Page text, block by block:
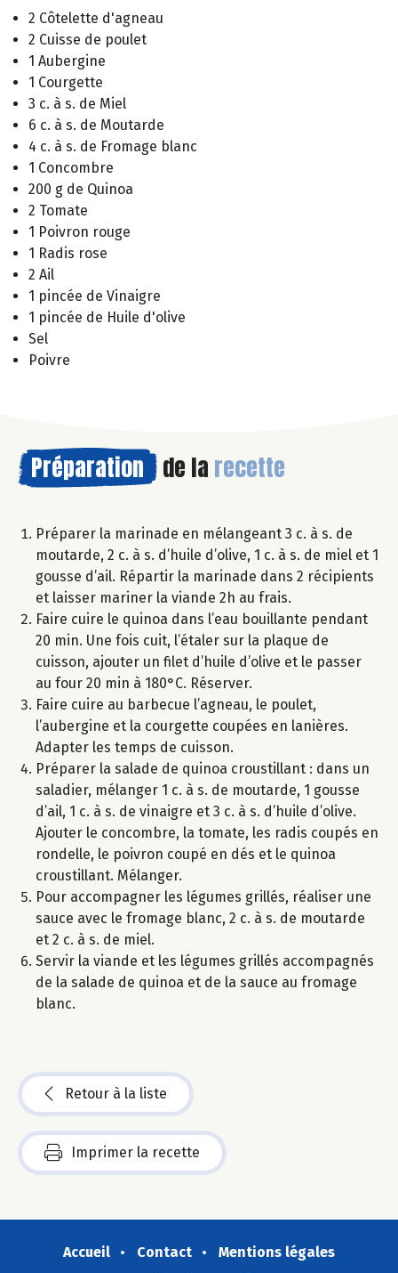
2 Côtelette d'agneau
2 Cuisse de poulet
1 Aubergine
1 Courgette
3 c. à s. de Miel
6 c. à s. de Moutarde
4 c. à s. de Fromage blanc
1 Concombre
200 g de Quinoa
2 Tomate
1 Poivron rouge
1 Radis rose
2 Ail
1 pincée de Vinaigre
1 pincée de Huile d'olive
Sel
Poivre
Préparation de la recette
Préparer la marinade en mélangeant 3 c. à s. de
moutarde, 2 c. à s. d’huile d’olive, 1 c. à s. de miel et 1
gousse d’ail. Répartir la marinade dans 2 récipients
et laisser mariner la viande 2h au frais.
Faire cuire le quinoa dans l’eau bouillante pendant
20 min. Une fois cuit, l’étaler sur la plaque de
cuisson, ajouter un filet d’huile d’olive et le passer
au four 20 min à 180°C. Réserver.
Faire cuire au barbecue l’agneau, le poulet,
l’aubergine et la courgette coupées en lanières.
Adapter les temps de cuisson.
Préparer la salade de quinoa croustillant : dans un
saladier, mélanger 1 c. à s. de moutarde, 1 gousse
d’ail, 1 c. à s. de vinaigre et 3 c. à s. d’huile d’olive.
Ajouter le concombre, la tomate, les radis coupés en
rondelle, le poivron coupé en dés et le quinoa
croustillant. Mélanger.
Pour accompagner les légumes grillés, réaliser une
sauce avec le fromage blanc, 2 c. à s. de moutarde
et 2 c. à s. de miel.
Servir la viande et les légumes grillés accompagnés
de la salade de quinoa et de la sauce au fromage
blanc.
Retour à la liste
Imprimer la recette
Accueil Contact
Mentions légales